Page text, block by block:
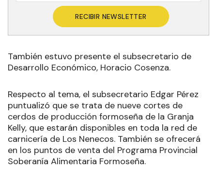
RECIBIR NEWSLETTER
También estuvo presente el subsecretario de
Desarrollo Económico, Horacio Cosenza.
Respecto al tema, el subsecretario Edgar Pérez
puntualizó que se trata de nueve cortes de
cerdos de producción formoseña de la Granja
Kelly, que estarán disponibles en toda la red de
carnicería de Los Nenecos. También se ofrecerá
en los puntos de venta del Programa Provincial
Soberanía Alimentaria Formoseña.